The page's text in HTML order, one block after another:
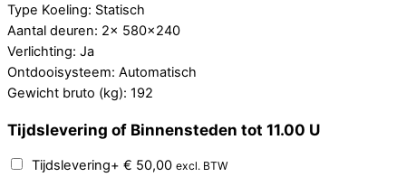
Type Koeling: Statisch
Aantal deuren: 2x 580×240
Verlichting: Ja
Ontdooisysteem: Automatisch
Gewicht bruto (kg): 192
Tijdslevering of Binnensteden tot 11.00 U
Tijdslevering+ € 50,00 excl. BTW